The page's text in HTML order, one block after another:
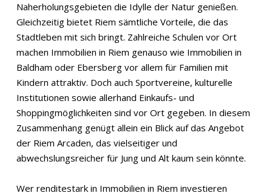
Naherholungsgebieten die Idylle der Natur genießen.
Gleichzeitig bietet Riem sämtliche Vorteile, die das
Stadtleben mit sich bringt. Zahlreiche Schulen vor Ort
machen Immobilien in Riem genauso wie Immobilien in
Baldham oder Ebersberg vor allem für Familien mit
Kindern attraktiv. Doch auch Sportvereine, kulturelle
Institutionen sowie allerhand Einkaufs- und
Shoppingmöglichkeiten sind vor Ort gegeben. In diesem
Zusammenhang genügt allein ein Blick auf das Angebot
der Riem Arcaden, das vielseitiger und
abwechslungsreicher für Jung und Alt kaum sein könnte.
Wer renditestark in Immobilien in Riem investieren